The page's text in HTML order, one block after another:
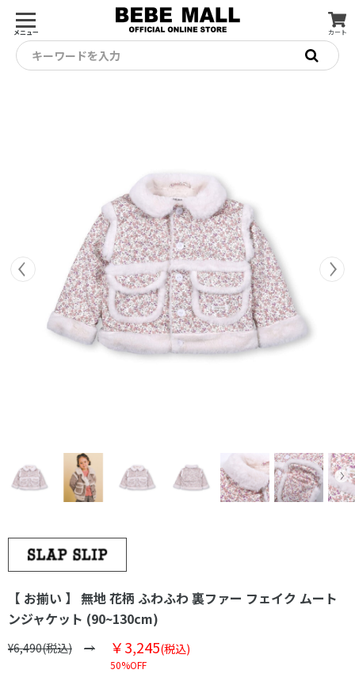
メニュー カート
キーワードを入力
【 お揃い 】 無地 花柄 ふわふわ 裏ファー フェイク ムート
ンジャケット (90~130cm)
¥6,490(税込) ￥3,245(税込)
50%OFF